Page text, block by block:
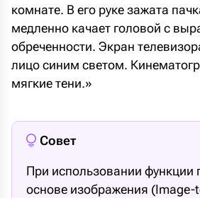
комнате. В его руке зажата
медленно качает головой с
обреченности. Экран
лицо синим светом.
мягкие тени.»
Совет
При использовании функции
основе изображения (Image-